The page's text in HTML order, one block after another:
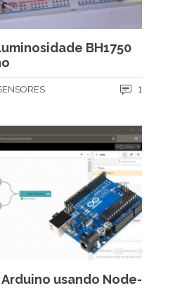
BH1750
1
usando Node-